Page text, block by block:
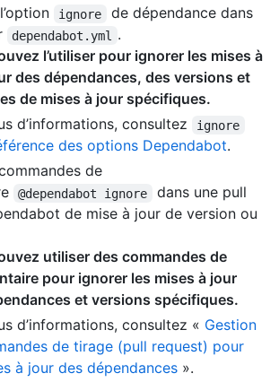
ignore
de dépendance dans
dependabot.yml
.
l’utiliser pour ignorer les mises à
des dépendances, des versions et
de mises à jour spécifiques.
d’informations, consultez
ignore
des options Dependabot.
de
@dependabot ignore
dans une pull
de mise à jour de version ou
utiliser des commandes de
pour ignorer les mises à jour
et versions spécifiques.
d’informations, consultez « Gestion
de tirage (pull request) pour
à jour des dépendances ».